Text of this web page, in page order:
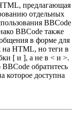
предлагающая
отдельных
BBCode
BBCode также
в форме для
на HTML, но теги в
[ и ], а не в < и >.
обратитесь
которое доступна